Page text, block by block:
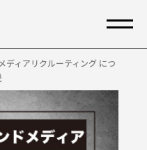
ディアリクルーティング につ